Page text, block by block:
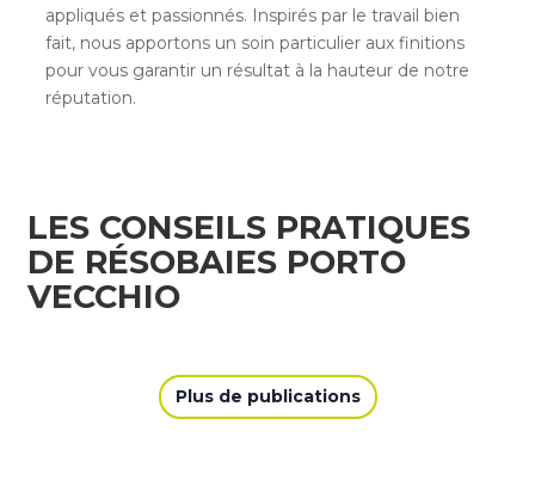
appliqués et passionnés. Inspirés par le travail bien
fait, nous apportons un soin particulier aux finitions
pour vous garantir un résultat à la hauteur de notre
réputation.
LES CONSEILS PRATIQUES
DE RÉSOBAIES PORTO
VECCHIO
Plus de publications